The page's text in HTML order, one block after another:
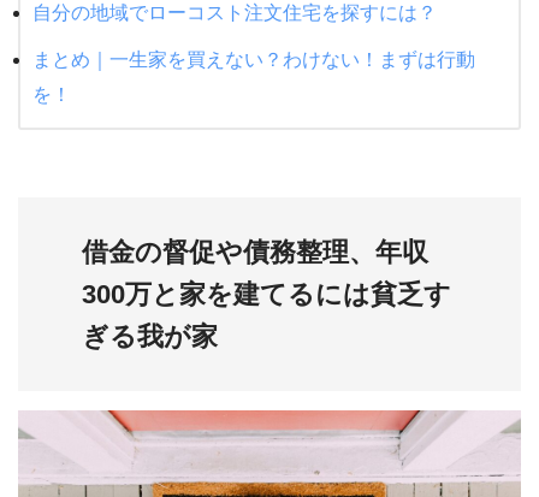
自分の地域でローコスト注文住宅を探すには？
まとめ｜一生家を買えない？わけない！まずは行動
を！
借金の督促や債務整理、年収
300万と家を建てるには貧乏す
ぎる我が家